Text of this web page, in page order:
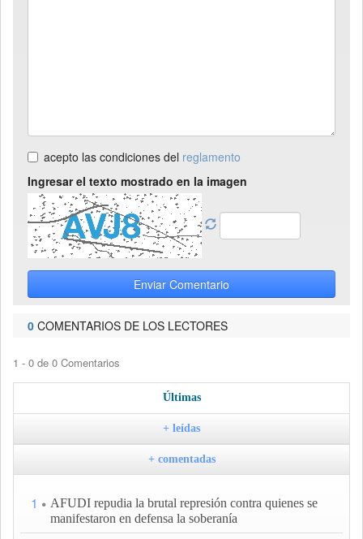
acepto las condiciones del reglamento
Ingresar el texto mostrado en la imagen
Enviar Comentario
0 COMENTARIOS DE LOS LECTORES
1 - 0 de 0 Comentarios
Últimas
+ leídas
+ comentadas
1
AFUDI repudia la brutal represión contra quienes se
manifestaron en defensa la soberanía